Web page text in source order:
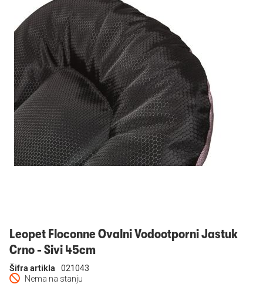
Prijavi se
Leopet Floconne Ovalni Vodootporni Jastuk
Crno - Sivi 45cm
Nema na stanju
Šifra artikla 021043